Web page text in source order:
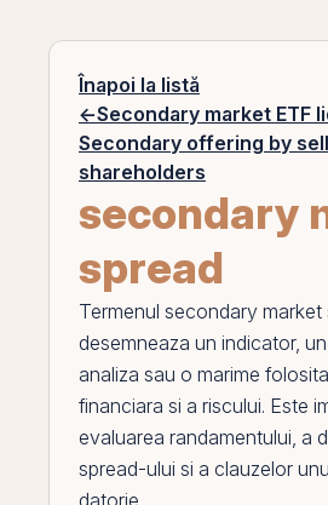
Înapoi la listă
←Secondary market ETF
Secondary offering by
shareholders
secondary
spread
Termenul secondary market
desemneaza un indicator,
analiza sau o marime
financiara si a riscului. Este
evaluarea randamentului, a
spread-ului si a clauzelor
datorie.